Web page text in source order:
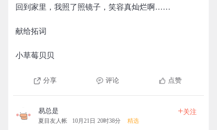
回到家里，我照了照镜子，笑容真灿烂啊……
献给拓词
小草莓贝贝
分享 评论 点赞
易总是
夏目友人帐 10月21日 20时38分 精选
+关注